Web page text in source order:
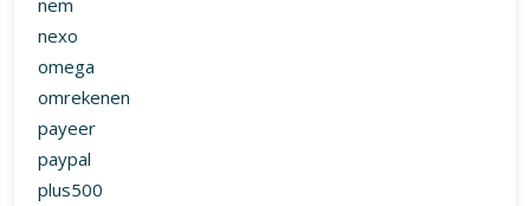
nem
nexo
omega
omrekenen
payeer
paypal
plus500